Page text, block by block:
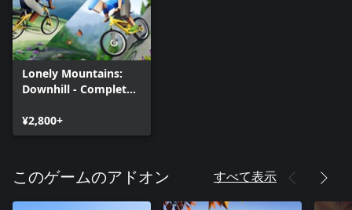
Lonely Mountains:
Downhill - Complete
¥2,800+
このゲームのアドオン すべて表示